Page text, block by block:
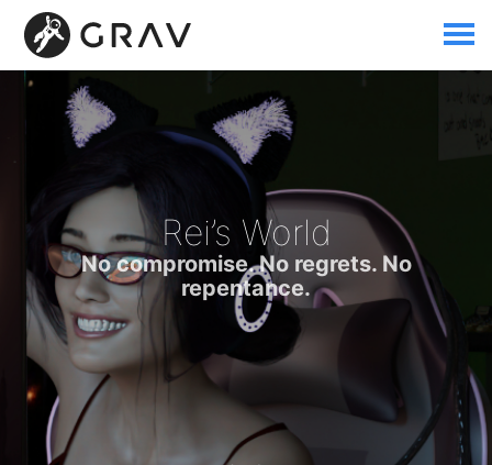
Rei’s World
No compromise. No regrets. No
repentance.